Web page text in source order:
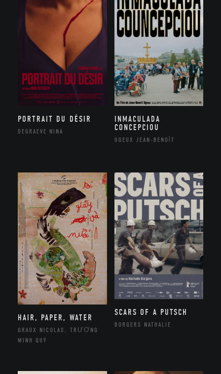
PORTRAIT DU DÉSIR
DEGRAEVE NINA
INMACULADA
CONCEPCIOU
UGEUX JEAN-BENOÎT
HAIR, PAPER, WATER
GRAUX NICOLAS, TRƯƠNG
MINH QUÝ
SCARS OF A PUTSCH
BORGERS NATHALIE